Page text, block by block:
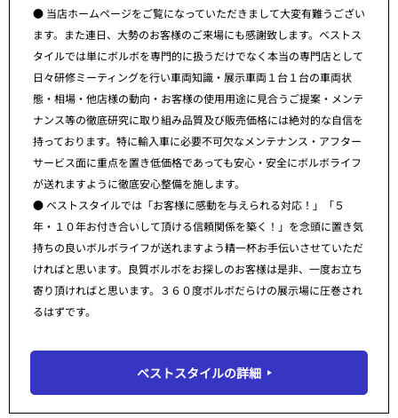
● 当店ホームページをご覧になっていただきまして大変有難うござい
ます。また連日、大勢のお客様のご来場にも感謝致します。ベストス
タイルでは単にボルボを専門的に扱うだけでなく本当の専門店として
日々研修ミーティングを行い車両知識・展示車両１台１台の車両状
態・相場・他店様の動向・お客様の使用用途に見合うご提案・メンテ
ナンス等の徹底研究に取り組み品質及び販売価格には絶対的な自信を
持っております。特に輸入車に必要不可欠なメンテナンス・アフター
サービス面に重点を置き低価格であっても安心・安全にボルボライフ
が送れますように徹底安心整備を施します。
● ベストスタイルでは「お客様に感動を与えられる対応！」「５
年・１０年お付き合いして頂ける信頼関係を築く！」を念頭に置き気
持ちの良いボルボライフが送れますよう精一杯お手伝いさせていただ
ければと思います。良質ボルボをお探しのお客様は是非、一度お立ち
寄り頂ければと思います。３６０度ボルボだらけの展示場に圧巻され
るはずです。
ベストスタイルの詳細